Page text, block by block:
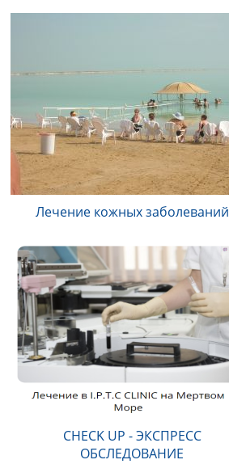
Лечение кожных заболеваний
CHECK UP - ЭКСПРЕСС
ОБСЛЕДОВАНИЕ